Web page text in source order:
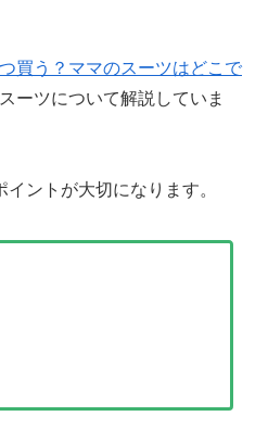
買う？ママのスーツはどこで
ーツについて解説していま
ントが大切になります。